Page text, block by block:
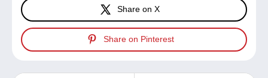
Share on X
Share on Pinterest